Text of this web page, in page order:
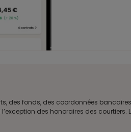
des fonds, des coordonnées
des honoraires des courtiers.